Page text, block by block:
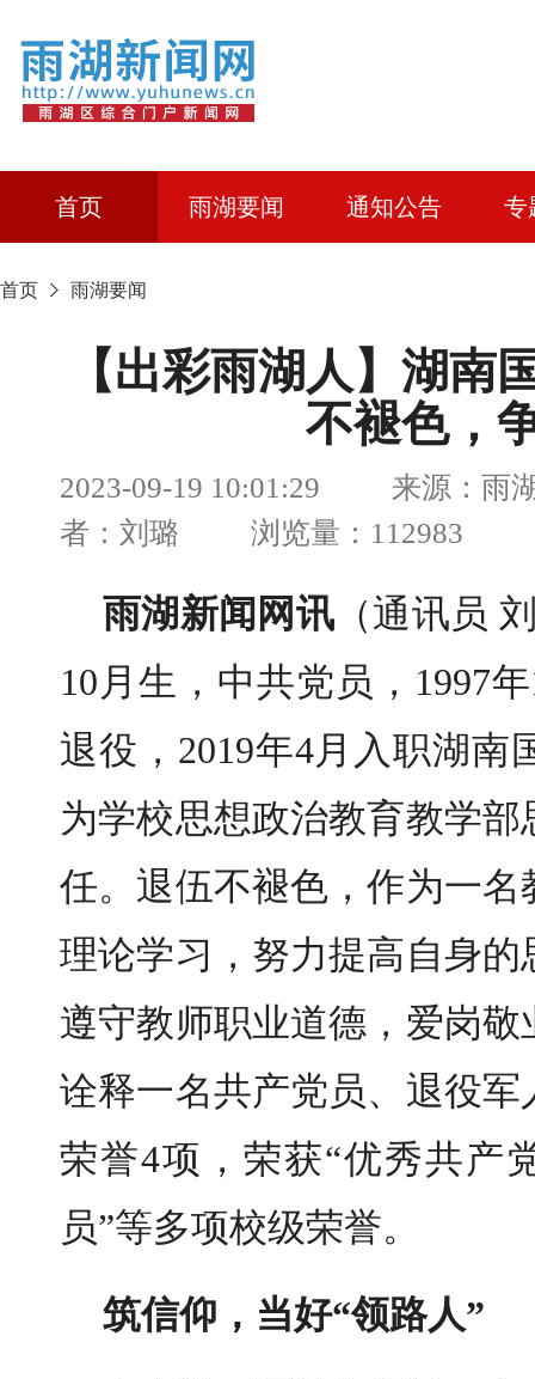
首页 雨湖要闻 通知公告 专
首页 雨湖要闻
【出彩雨湖人】湖南
不褪色，
2023-09-19 10:01:29 来源：雨湖
者：刘璐 浏览量：112983
雨湖新闻网讯 （通讯员
10月生，中共党员，1997
退役，2019年4月入职湖
为学校思想政治教育教学
任。退伍不褪色，作为一
理论学习，努力提高自身
遵守教师职业道德，爱岗
诠释一名共产党员、退役
荣誉4项，荣获“优秀共产
员”等多项校级荣誉。
筑信仰，当好“领路人”